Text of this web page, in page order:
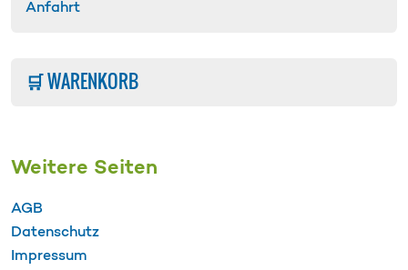
Anfahrt
🛒 WARENKORB
Weitere Seiten
AGB
Datenschutz
Impressum